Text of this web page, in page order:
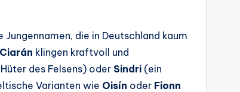
die in Deutschland kaum
Ciarán klingen kraftvoll und
des Felsens) oderSindri (ein
Varianten wie Oisín oder Fionn